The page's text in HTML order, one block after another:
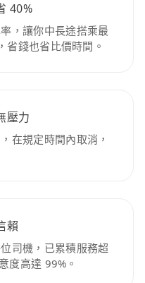
40%
，讓你中長途搭乘最
省錢也省比價時間。
壓力
在規定時間內取消，
賴
司機，已累積服務超
度高達 99%。